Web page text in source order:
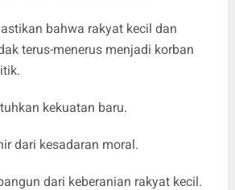
bahwa rakyat kecil dan
terus-menerus menjadi korban
kekuatan baru.
dari kesadaran moral.
dari keberanian rakyat kecil.